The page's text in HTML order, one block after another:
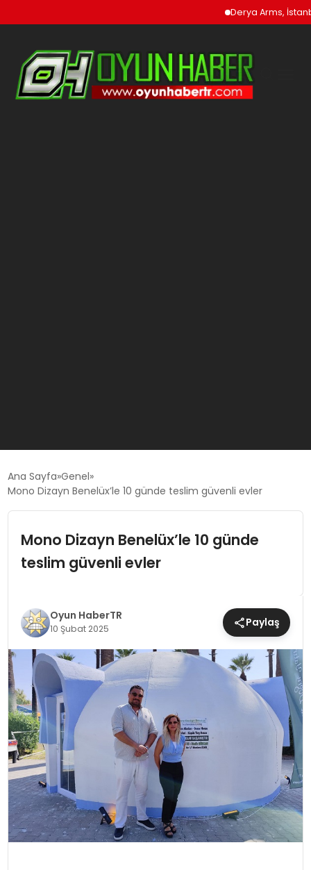
Derya Arms, İstanbul
GÜNCEL
OYUN HABERLERI
EKONOMI
MAGAZIN
SAĞLIK
TEKNOLOJI
YAŞAM
Ana Sayfa Genel
Mono Dizayn Benelüx’le 10 günde teslim güvenli evler
Mono Dizayn Benelüx’le 10 günde
teslim güvenli evler
Oyun HaberTR
10 Şubat 2025 Paylaş